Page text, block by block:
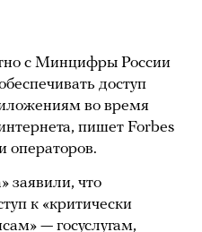
с Минцифры России
доступ
во время
пишет Forbes
операторов.
заявили, что
к «критически
— госуслугам,